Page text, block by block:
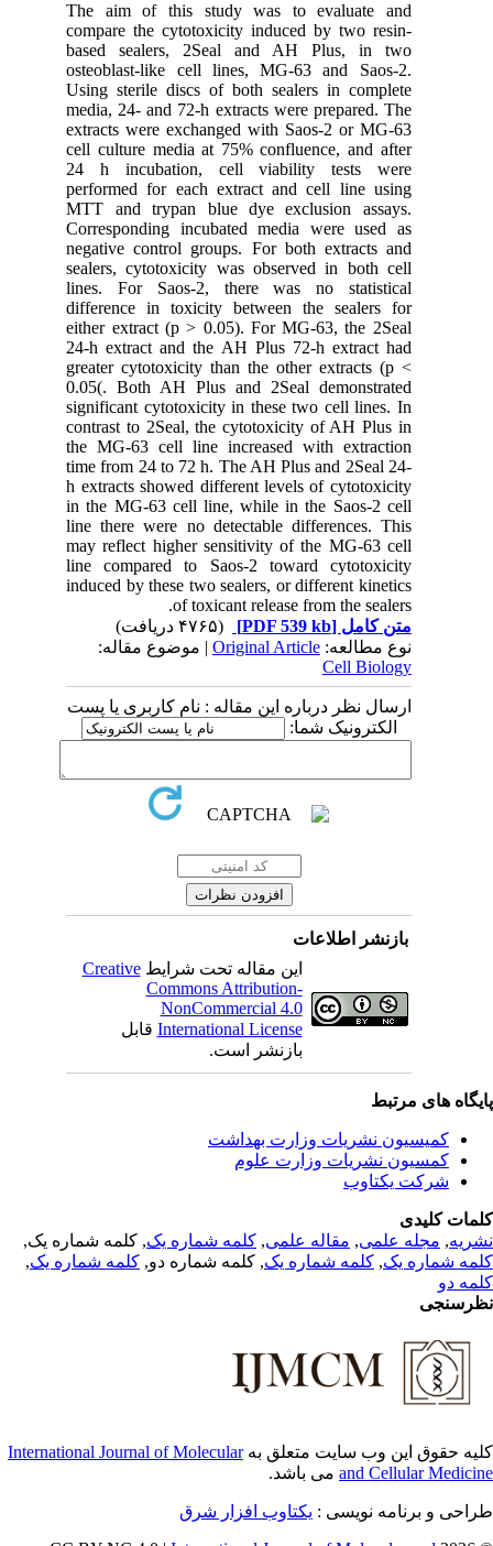
The aim of this study was to evaluate and
compare the cytotoxicity induced by two resin-
based sealers, 2Seal and AH Plus, in two
osteoblast-like cell lines, MG-63 and Saos-2.
Using sterile discs of both sealers in complete
media, 24- and 72-h extracts were prepared. The
extracts were exchanged with Saos-2 or MG-63
cell culture media at 75% confluence, and after
24 h incubation, cell viability tests were
performed for each extract and cell line using
MTT and trypan blue dye exclusion assays.
Corresponding incubated media were used as
negative control groups. For both extracts and
sealers, cytotoxicity was observed in both cell
lines. For Saos-2, there was no statistical
difference in toxicity between the sealers for
either extract (p > 0.05). For MG-63, the 2Seal
24-h extract and the AH Plus 72-h extract had
greater cytotoxicity than the other extracts (p <
0.05(. Both AH Plus and 2Seal demonstrated
significant cytotoxicity in these two cell lines. In
contrast to 2Seal, the cytotoxicity of AH Plus in
the MG-63 cell line increased with extraction
time from 24 to 72 h. The AH Plus and 2Seal 24-
h extracts showed different levels of cytotoxicity
in the MG-63 cell line, while in the Saos-2 cell
line there were no detectable differences. This
may reflect higher sensitivity of the MG-63 cell
line compared to Saos-2 toward cytotoxicity
induced by these two sealers, or different kinetics
of toxicant release from the sealers.
متن کامل[PDF 539 kb]
نوع مطالعه:Original Article| موضوع مقاله:
Cell Biology
ارسال نظر درباره این مقاله : نام کاربری یا پست
الکترونیک شما:
بازنشر اطلاعات
این مقاله تحت شرایطCreative
Commons Attribution-
NonCommercial 4.0
International Licenseقابل
بازنشر است.
های مرتبط
کمیسیون نشریات وزارت بهداشت
کمسیون نشریات وزارت علوم
شرکت یکتاوب
کلیدی
,مجله علمی, مقاله علمی, کلمه شماره یک, کلمه شماره یک,
شماره یک,کلمه شماره یک, کلمه شماره دو,کلمه شماره یک,
دو
حقوق این وب سایت متعلق بهInternational Journal of Molecular
and Cellularمی باشد.
و برنامه نویسی : یکتاوب افزار شرق